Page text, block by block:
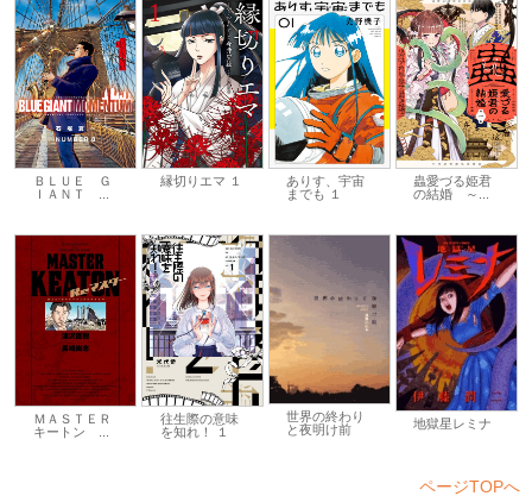
ＢＬＵＥ Ｇ
ＩＡＮＴ ...
縁切りエマ １
ありす、宇宙
までも １
蟲愛づる姫君
の結婚 ～...
ＭＡＳＴＥＲ
キートン ...
往生際の意味
を知れ！ １
世界の終わり
と夜明け前
地獄星レミナ
ページTOPへ